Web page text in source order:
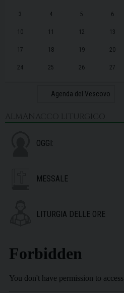
3 4 5 6
10 11 12 13
17 18 19 20
24 25 26 27
Agenda del Vescovo
ALMANACCO LITURGICO
OGGI:
MESSALE
LITURGIA DELLE ORE